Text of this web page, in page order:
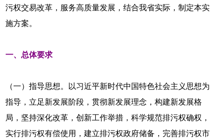
污权交易改革，服务高质量发展，结合我省实际，制定本实
施方案。
一、总体要求
（一）指导思想。以习近平新时代中国特色社会主义思想为
指导，立足新发展阶段，贯彻新发展理念，构建新发展格
局，坚持深化改革，创新工作举措，科学规范排污权确权，
实行排污权有偿使用，建立排污权政府储备，完善排污权市